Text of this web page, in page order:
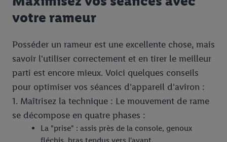
votre rameur
Posséder un rameur est une excellente chose, mais
savoir l'utiliser correctement et en tirer le meilleur
parti est encore mieux. Voici quelques conseils
pour optimiser vos séances d'appareil d'aviron :
1. Maîtrisez la technique : Le mouvement de rame
se décompose en quatre phases :
La "prise" : assis près de la console, genoux